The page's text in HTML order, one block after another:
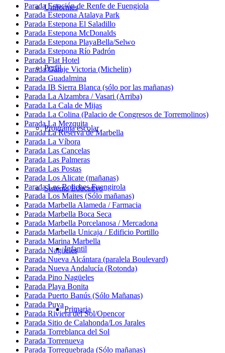
Uniformes
Perfil
Programa escolar
Sistema Educativo
Infantil
Primaria
Parada Estación de Renfe de Fuengiola
Parada Estepona Atalaya Park
Parada Estepona El Saladillo
Parada Estepona McDonalds
Parada Estepona PlayaBella/Selwo
Parada Estepona Río Padrón
Parada Flat Hotel
Parada Garaje Victoria (Michelin)
Parada Guadalmina
Parada IB Sierra Blanca (sólo por las mañanas)
Parada La Alzambra / Vasari (Arriba)
Parada La Cala de Mijas
Parada La Colina (Palacio de Congresos de Torremolinos)
Parada La Mezquita
Parada La Reserva de Marbella
Parada La Víbora
Parada Las Cancelas
Parada Las Palmeras
Parada Las Postas
Parada Los Alicate (mañanas)
Parada Los Boliches Fuengirola
Parada Los Maites (Sólo mañanas)
Parada Marbella Alameda / Farmacia
Parada Marbella Boca Seca
Parada Marbella Porcelanosa / Mercadona
Parada Marbella Unicaja / Edificio Portillo
Parada Marina Marbella
Parada Nagüeles
Parada Nueva Alcántara (paralela Boulevard)
Parada Nueva Andalucía (Rotonda)
Parada Pino Nagüeles
Parada Playa Bonita
Parada Puerto Banús (Sólo Mañanas)
Parada Puya
Parada Riviera del Sol/Opencor
Parada Sitio de Calahonda/Los Jarales
Parada Torreblanca del Sol
Parada Torrenueva
Parada Torrequebrada (Sólo mañanas)